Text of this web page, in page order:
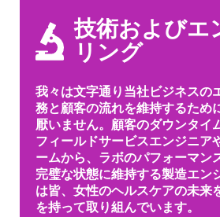
技術およびエ
リング
我々は文字通り当社ビジネスの
務と顧客の流れを維持するため
厭いません。顧客のダウンタイ
フィールドサービスエンジニア
ームから、ラボのパフォーマン
完璧な状態に維持する製造エン
は皆、女性のヘルスケアの未来
を持って取り組んでいます。